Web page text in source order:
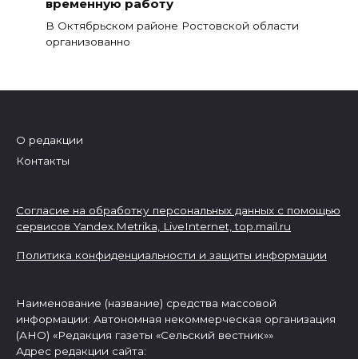
временную работу
В Октябрьском районе Ростовской области
организованно
О редакции
Контакты
Согласие на обработку персональных данных с помощью
сервисов Yandex.Metrika, LiveInternet,top.mail.ru
Политика конфиденциальности и защиты информации
Наименование (название) средства массовой
информации: Автономная некоммерческая организация
(АНО) «Редакция газеты «Сельский вестник»»
Адрес редакции сайта: